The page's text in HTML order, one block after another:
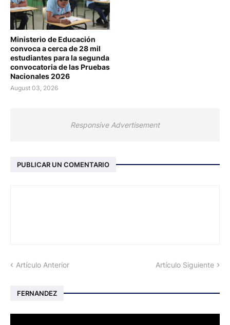
Ministerio de Educación
convoca a cerca de 28 mil
estudiantes para la segunda
convocatoria de las Pruebas
Nacionales 2026
August 03, 2026
Responsive Advertisement
PUBLICAR UN COMENTARIO
Artículo Anterior Artículo Siguiente
FERNANDEZ